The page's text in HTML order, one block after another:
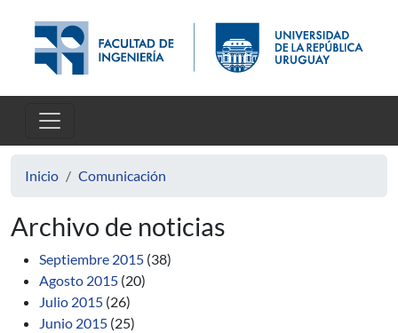
Inicio Comunicación
Archivo de noticias
Septiembre 2015 (38)
Agosto 2015 (20)
Julio 2015 (26)
Junio 2015 (25)